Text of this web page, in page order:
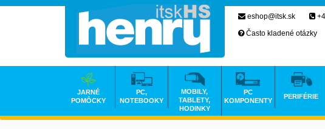
eshop@itsk.sk
Často kladené otázky
JARNÉ
POMÔCKY
PC,
NOTEBOOKY
MOBILY,
TABLETY,
HODINKY
PC
KOMPONENTY
PERIFÉRIE